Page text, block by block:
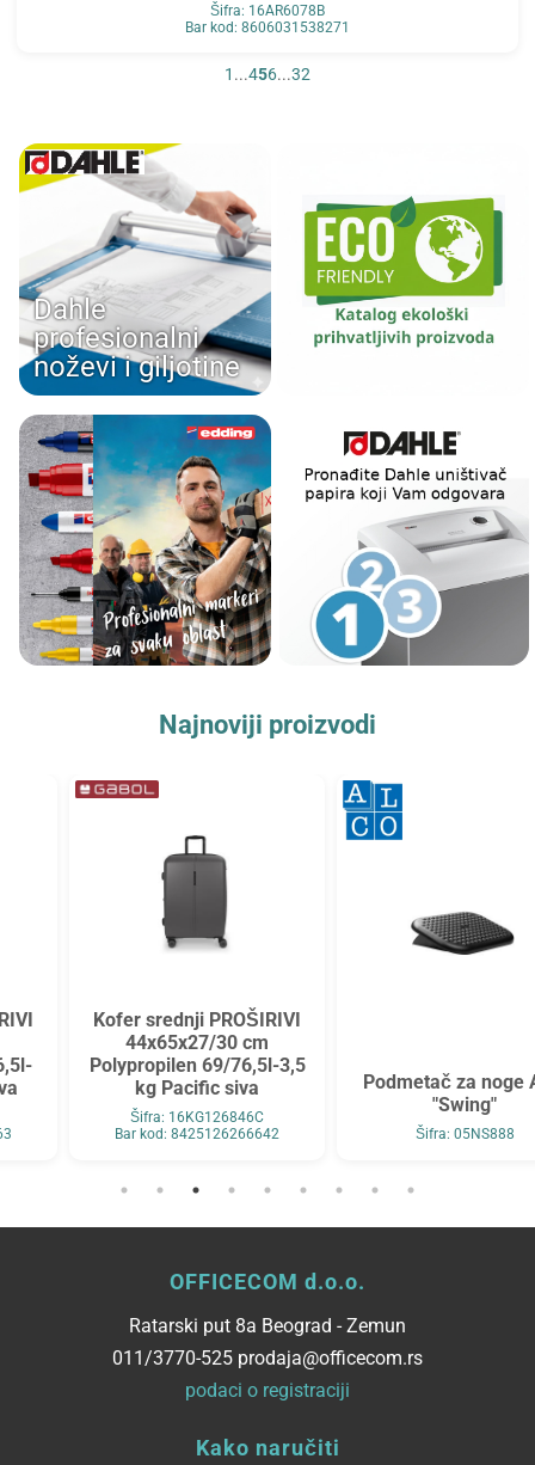
Šifra: 16AR6078B
Bar kod: 8606031538271
1 ...456...32
Dahle
profesionalni
noževi i giljotine
Najnoviji proizvodi
Kofer srednji PROŠIRIVI
44x65x27/30 cm
Polypropilen 69/76,5l-3,5
kg Pacific siva
Šifra: 16KG126846C
Bar kod: 8425126266642
Podmetač za noge Alco
Šifra: 05NS888
OFFICECOM d.o.o.
Ratarski put 8a Beograd - Zemun
011/3770-525 prodaja@officecom.rs
podaci o registraciji
Kako naručiti